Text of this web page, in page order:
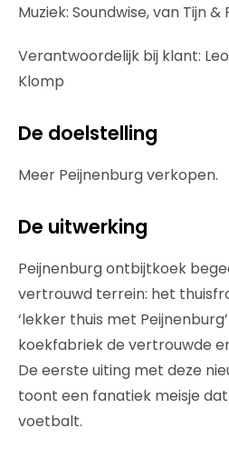
Muziek: Soundwise, van Tijn &
Verantwoordelijk bij klant:
Klomp
De doelstelling
Meer Peijnenburg verkopen.
De uitwerking
Peijnenburg ontbijtkoek
vertrouwd terrein: het
‘lekker thuis met
koekfabriek de vertrouwde
De eerste uiting met deze
toont een fanatiek meisje
voetbalt.